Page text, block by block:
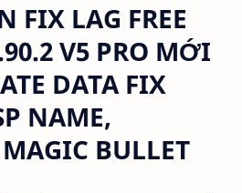
FIX LAG FREE
V5 PRO MỚI
DATA FIX
NAME,
BULLET